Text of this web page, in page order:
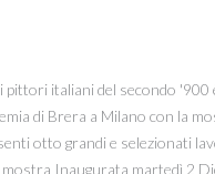
pittori italiani del secondo '900
di Brera a Milano con la
otto grandi e selezionati
mostra Inaugurata martedì 2